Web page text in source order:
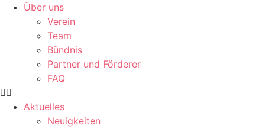
Über uns
Verein
Team
Bündnis
Partner und Förderer
FAQ
Aktuelles
Neuigkeiten